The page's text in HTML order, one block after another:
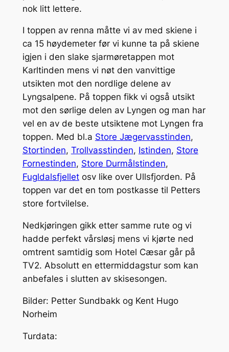
nok litt lettere.
I toppen av renna måtte vi av med skiene i
ca 15 høydemeter før vi kunne ta på skiene
igjen i den slake sjarmøretappen mot
Karltinden mens vi nøt den vanvittige
utsikten mot den nordlige delene av
Lyngsalpene. På toppen fikk vi også utsikt
mot den sørlige delen av Lyngen og man har
vel en av de beste utsiktene mot Lyngen fra
toppen. Med bl.a Store Jægervasstinden,
Stortinden, Trollvasstinden, Istinden, Store
Fornestinden, Store Durmålstinden,
Fugldalsfjelletosv like over Ullsfjorden. På
toppen var det en tom postkasse til Petters
store fortvilelse.
Nedkjøringen gikk etter samme rute og vi
hadde perfekt vårsløsj mens vi kjørte ned
omtrent samtidig som Hotel Cæsar går på
TV2. Absolutt en ettermiddagstur som kan
anbefales i slutten av skisesongen.
Bilder: Petter Sundbakk og Kent Hugo
Norheim
Turdata: